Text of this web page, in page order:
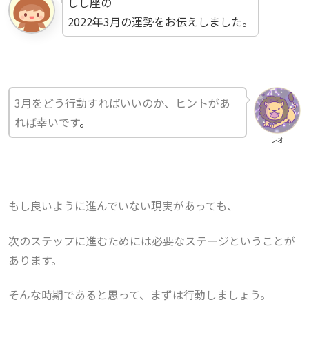
2022年3月の運勢をお伝えしました。
レオ
3月をどう行動すればいいのか、ヒントがあ
れば幸いです。
もし良いように進んでいない現実があっても、
次のステップに進むためには必要なステージということが
あります。
そんな時期であると思って、まずは行動しましょう。